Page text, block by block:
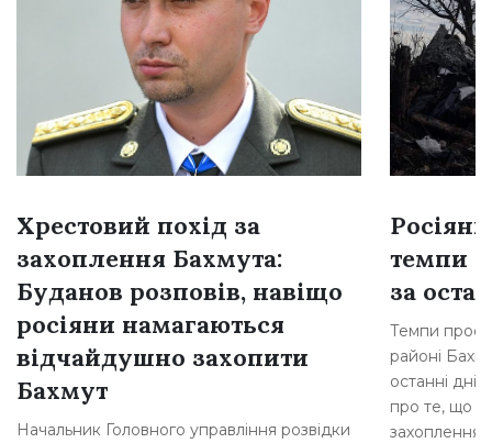
Хрестовий похід за
захоплення Бахмута:
Буданов розповів, навіщо
росіяни намагаються
відчайдушно захопити
Бахмут
Начальник Головного управління розвідки
темпи
за
Темпи
районі
останні
про те, що
захоплення